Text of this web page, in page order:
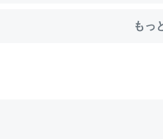
するくらいだった遠方の父67歳と僕
もっ